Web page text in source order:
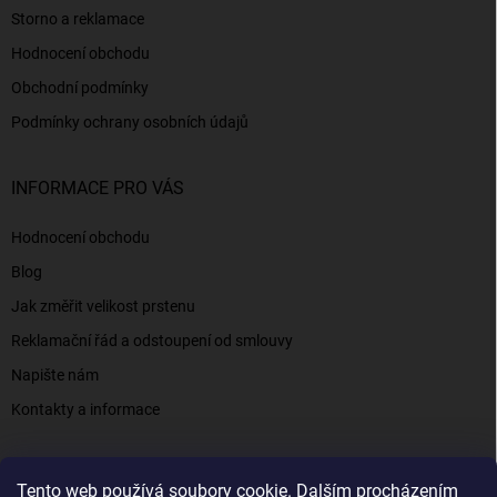
Tento web používá soubory cookie. Dalším procházením
Storno a reklamace
Hodnocení obchodu
Obchodní podmínky
Podmínky ochrany osobních údajů
INFORMACE PRO VÁS
Hodnocení obchodu
Blog
Jak změřit velikost prstenu
Reklamační řád a odstoupení od smlouvy
Napište nám
Kontakty a informace